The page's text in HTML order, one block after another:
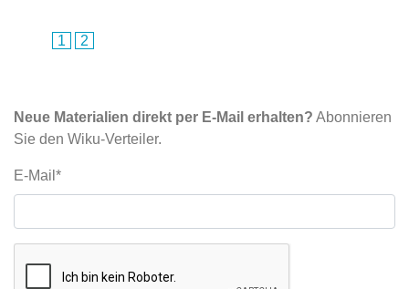
1 2
Neue Materialien direkt per E-Mail erhalten? Abonnieren
Sie den Wiku-Verteiler.
E-Mail*